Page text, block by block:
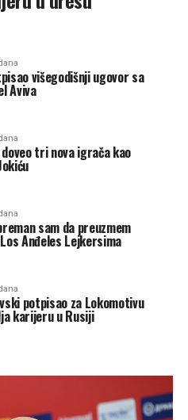
višegodišnji ugovor sa
Aviva
tri nova igrača kao
sam da preuzmem
Anđeles Lejkersima
potpisao za Lokomotivu
karijeru u Rusiji